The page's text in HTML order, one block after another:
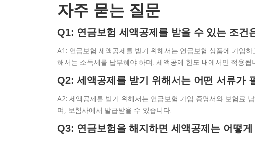
자주 묻는 질문
Q1: 연금보험 세액공제를 받을 수 있는 조건
A1: 연금보험 세액공제를 받기 위해서는 연금보험 상품에 가입
해서는 소득세를 납부해야 하며, 세액공제 한도 내에서만 적용됩
Q2: 세액공제를 받기 위해서는 어떤 서류가
A2: 세액공제를 받기 위해서는 연금보험 가입 증명서와 보험료
며, 보험사에서 발급받을 수 있습니다.
Q3: 연금보험을 해지하면 세액공제는 어떻